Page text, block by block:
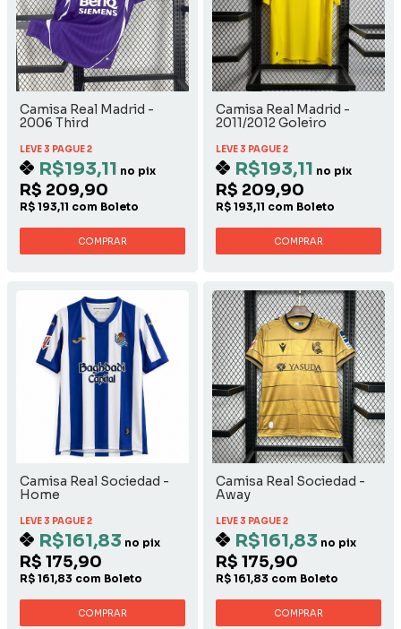
Camisa Real Madrid -
2006 Third
LEVE 3 PAGUE 2
R$193,11 no pix
R$ 209,90
R$ 193,11 com Boleto
COMPRAR
Camisa Real Madrid -
2011/2012 Goleiro
LEVE 3 PAGUE 2
R$193,11 no pix
R$ 209,90
R$ 193,11 com Boleto
COMPRAR
Camisa Real Sociedad -
Home
LEVE 3 PAGUE 2
R$161,83 no pix
R$ 175,90
R$ 161,83 com Boleto
COMPRAR
Camisa Real Sociedad -
Away
LEVE 3 PAGUE 2
R$161,83 no pix
R$ 175,90
R$ 161,83 com Boleto
COMPRAR